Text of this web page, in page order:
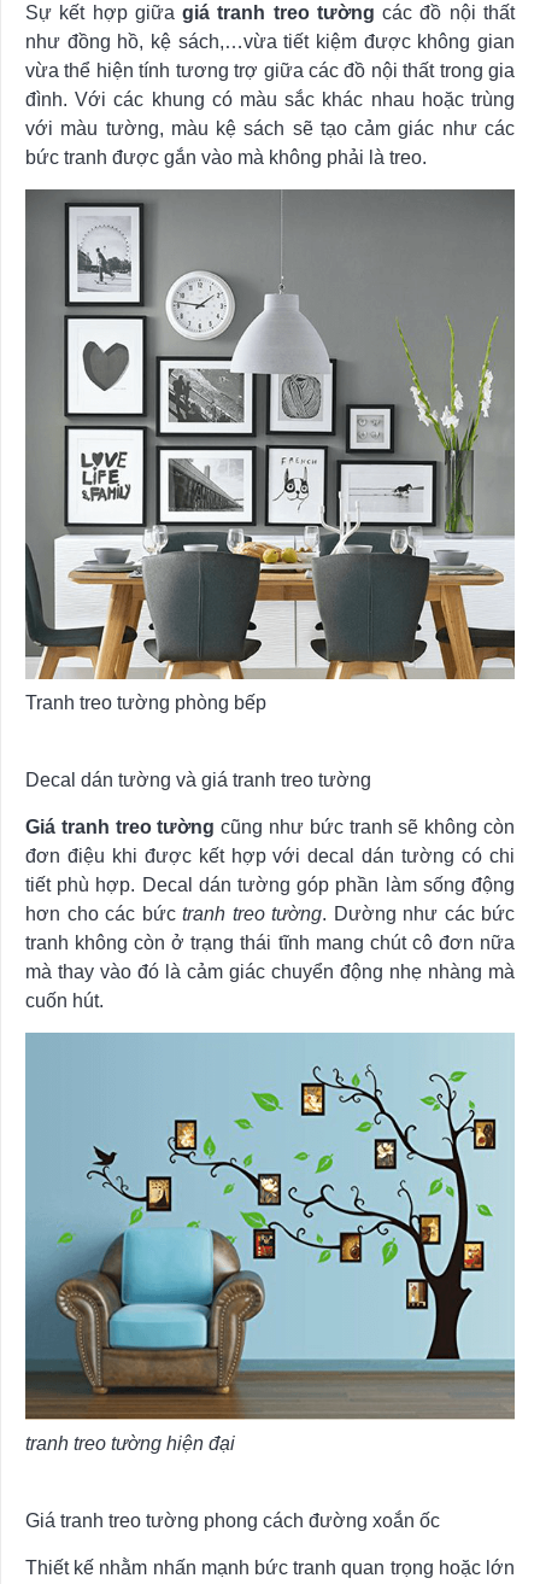
Sự kết hợp giữagiá tranh treo tường các đồ nội thất
như đồng hồ, kệ sách,…vừa tiết kiệm được không gian
vừa thể hiện tính tương trợ giữa các đồ nội thất trong gia
đình. Với các khung có màu sắc khác nhau hoặc trùng
với màu tường, màu kệ sách sẽ tạo cảm giác như các
bức tranh được gắn vào mà không phải là treo.
Tranh treo tường phòng bếp
Decal dán tường và giá tranh treo tường
Giá tranh treo tường cũng như bức tranh sẽ không còn
đơn điệu khi được kết hợp với decal dán tường có chi
tiết phù hợp. Decal dán tường góp phần làm sống động
hơn cho các bức tranh treo tường. Dường như các bức
tranh không còn ở trạng thái tĩnh mang chút cô đơn nữa
mà thay vào đó là cảm giác chuyển động nhẹ nhàng mà
cuốn hút.
tranh treo tường hiện đại
Giá tranh treo tường phong cách đường xoắn ốc
Thiết kế nhằm nhấn mạnh bức tranh quan trọng hoặc lớn